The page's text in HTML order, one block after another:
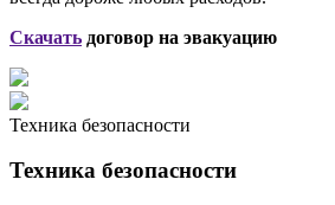
Скачать договор на эвакуацию
Техника безопасности
Техника безопасности